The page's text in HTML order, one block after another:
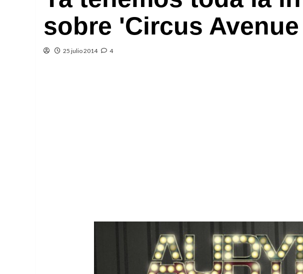
sobre 'Circus
25 julio 2014 4